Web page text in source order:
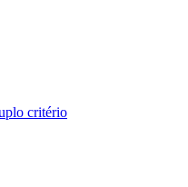
critério